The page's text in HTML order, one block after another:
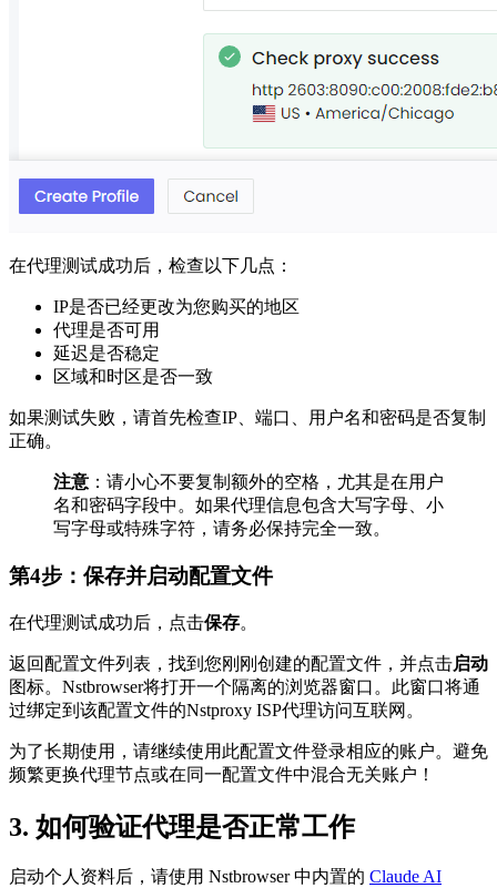
在代理测试成功后，检查以下几点：
IP是否已经更改为您购买的地区
代理是否可用
延迟是否稳定
区域和时区是否一致
如果测试失败，请首先检查IP、端口、用户名和密码是否复制
正确。
注意 ：请小心不要复制额外的空格，尤其是在用户
名和密码字段中。如果代理信息包含大写字母、小
写字母或特殊字符，请务必保持完全一致。
第4步：保存并启动配置文件
在代理测试成功后，点击保存。
返回配置文件列表，找到您刚刚创建的配置文件，并点击启动
图标。Nstbrowser将打开一个隔离的浏览器窗口。此窗口将通
过绑定到该配置文件的Nstproxy ISP代理访问互联网。
为了长期使用，请继续使用此配置文件登录相应的账户。避免
频繁更换代理节点或在同一配置文件中混合无关账户！
3. 如何验证代理是否正常工作
启动个人资料后，请使用 Nstbrowser 中内置的 Claude AI